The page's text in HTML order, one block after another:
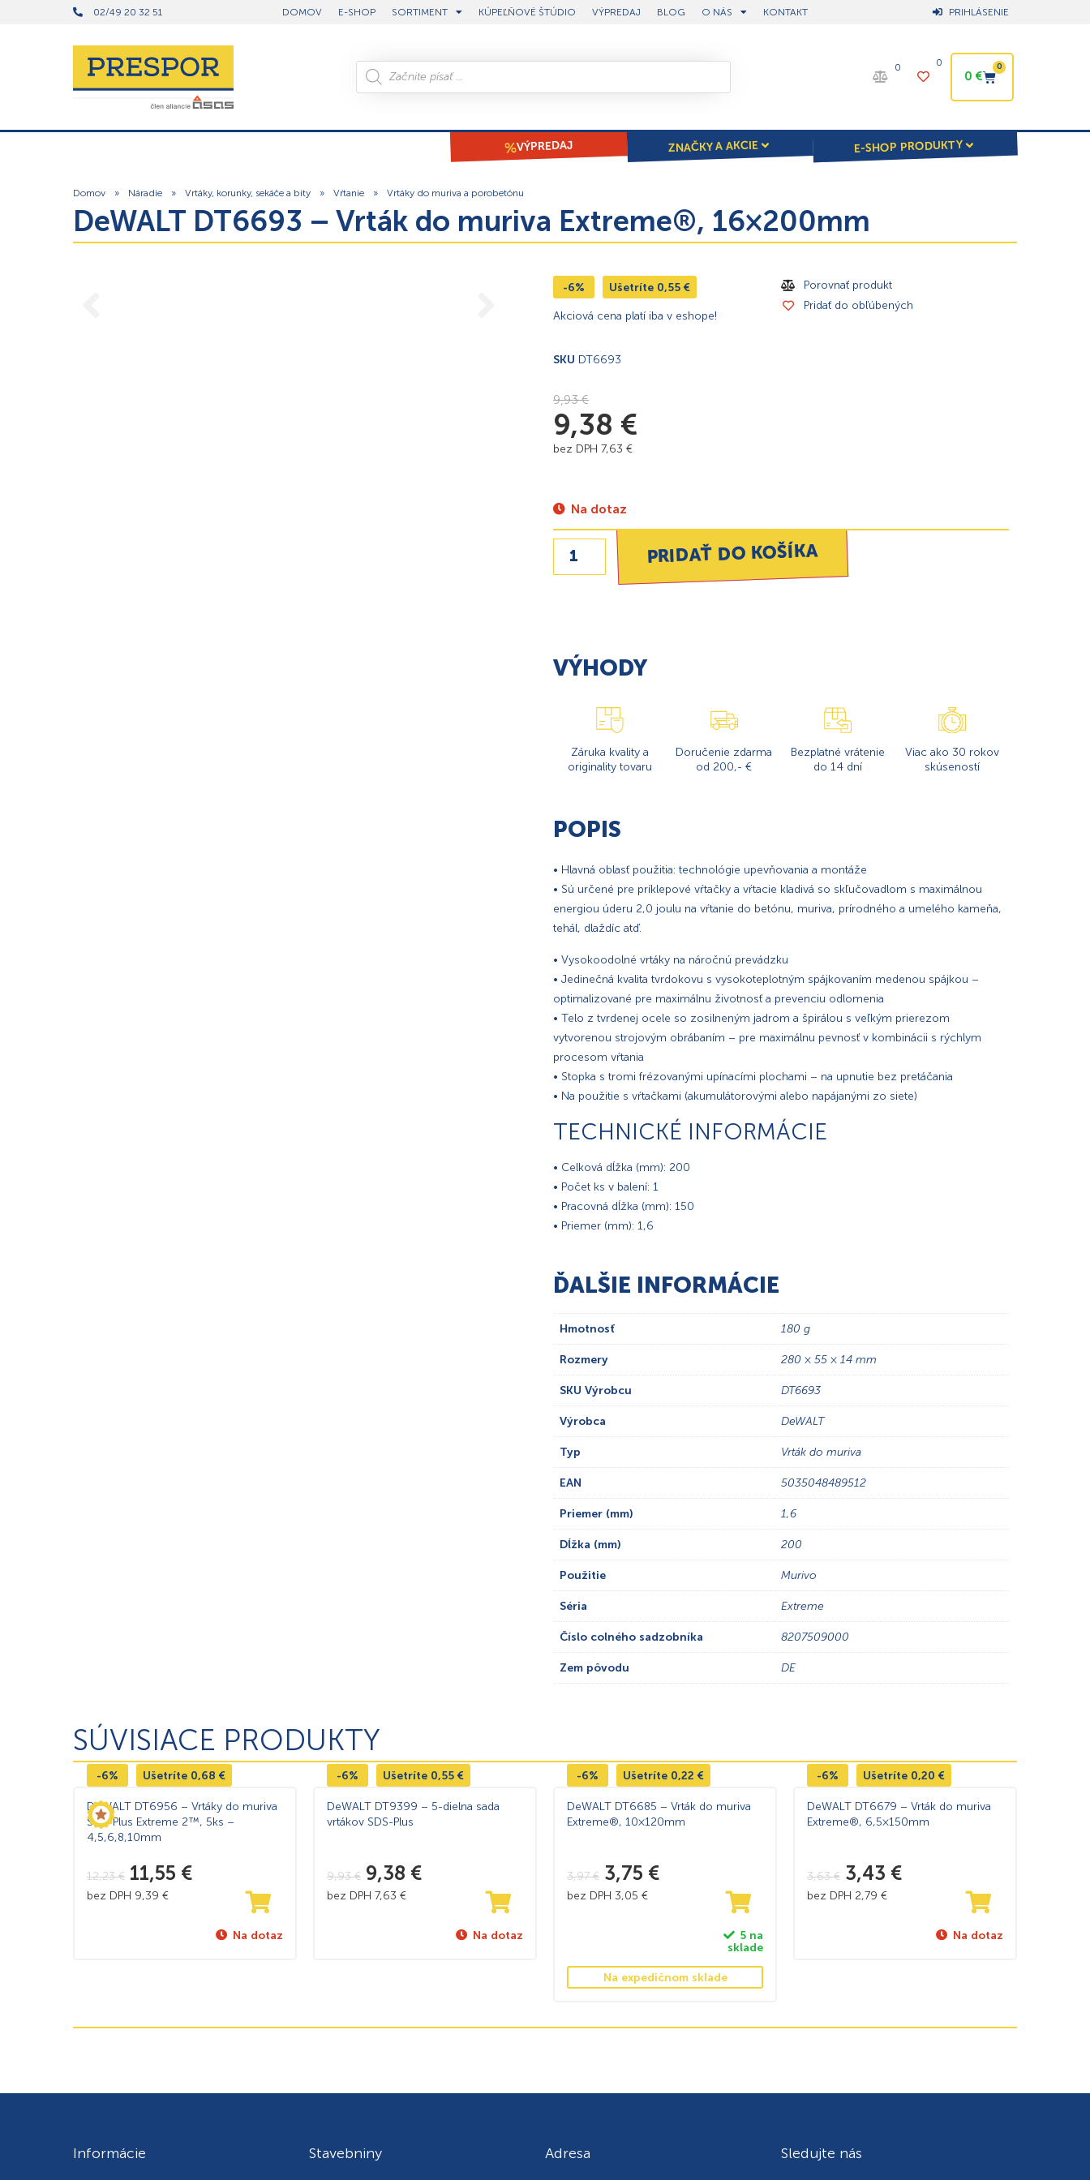
02/49 20 32 51 DOMOV E-SHOP SORTIMENT KÚPEĽŇOVÉ ŠTÚDIO VÝPREDAJ BLOG O NÁS KONTAKT PRIHLÁSENIE
0 0
0€
0
VÝPREDAJ ZNAČKY A AKCIE E-SHOP PRODUKTY
Domov » Náradie » Vrtáky, korunky, sekáče a bity » Vŕtanie » Vrtáky do muriva a porobetónu
DeWALT DT6693 – Vrták do muriva Extreme®, 16×200mm
-6% Ušetríte 0,55 €
Akciová cena platí iba v eshope!
SKU DT6693
Porovnať produkt
Pridať do obľúbených
9,93€
9,38 €
bez DPH 7,63 €
Na dotaz
PRIDAŤ DO KOŠÍKA
VÝHODY
Záruka kvality a
originality tovaru
Doručenie zdarma
od 200,- €
Bezplatné vrátenie
do 14 dní
Viac ako 30 rokov
skúseností
POPIS
• Hlavná oblasť použitia: technológie upevňovania a montáže
• Sú určené pre príklepové vŕtačky a vŕtacie kladivá so skľučovadlom s maximálnou
energiou úderu 2,0 joulu na vŕtanie do betónu, muriva, prírodného a umelého kameňa,
tehál, dlaždíc atď.
• Vysokoodolné vrtáky na náročnú prevádzku
• Jedinečná kvalita tvrdokovu s vysokoteplotným spájkovaním medenou spájkou –
optimalizované pre maximálnu životnosť a prevenciu odlomenia
• Telo z tvrdenej ocele so zosilneným jadrom a špirálou s veľkým prierezom
vytvorenou strojovým obrábaním – pre maximálnu pevnosť v kombinácii s rýchlym
procesom vŕtania
• Stopka s tromi frézovanými upínacími plochami – na upnutie bez pretáčania
• Na použitie s vŕtačkami (akumulátorovými alebo napájanými zo siete)
TECHNICKÉ INFORMÁCIE
• Celková dĺžka (mm): 200
• Počet ks v balení: 1
• Pracovná dĺžka (mm): 150
• Priemer (mm): 1,6
ĎALŠIE INFORMÁCIE
Hmotnosť 180 g
Rozmery 280 × 55 × 14 mm
SKU Výrobcu DT6693
Výrobca DeWALT
Typ Vrták do muriva
EAN 5035048489512
Priemer (mm) 1,6
Dĺžka (mm) 200
Použitie Murivo
Séria Extreme
Číslo colného sadzobníka 8207509000
Zem pôvodu DE
SÚVISIACE PRODUKTY
-6% Ušetríte 0,68 €
DeWALT DT6956 – Vrtáky do muriva
SDS-Plus Extreme 2™, 5ks –
4,5,6,8,10mm
12,23€ 11,55 €
bez DPH 9,39 €
Na dotaz
-6% Ušetríte 0,55 €
DeWALT DT9399 – 5-dielna sada
vrtákov SDS-Plus
9,93€ 9,38 €
bez DPH 7,63 €
Na dotaz
-6% Ušetríte 0,22 €
DeWALT DT6685 – Vrták do muriva
Extreme®, 10×120mm
3,97€ 3,75 €
bez DPH 3,05 €
5 na
sklade
Na expedičnom sklade
-6% Ušetríte 0,20 €
DeWALT DT6679 – Vrták do muriva
Extreme®, 6,5×150mm
3,63€ 3,43 €
bez DPH 2,79 €
Na dotaz
Informácie Stavebniny Adresa Sledujte nás